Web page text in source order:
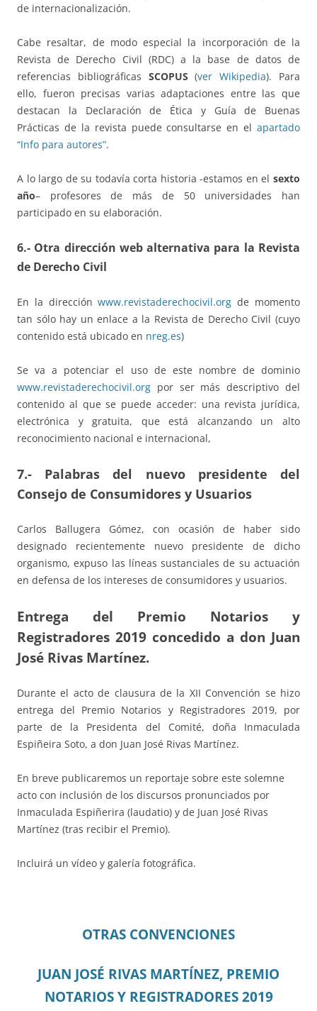
de internacionalización.
Cabe resaltar, de modo especial la incorporación de la
Revista de Derecho Civil (RDC) a la base de datos de
referencias bibliográficas SCOPUS(ver Wikipedia). Para
ello, fueron precisas varias adaptaciones entre las que
destacan la Declaración de Ética y Guía de Buenas
Prácticas de la revista puede consultarse en el apartado
“Info para autores”.
A lo largo de su todavía corta historia -estamos en el sexto
año– profesores de más de 50 universidades han
participado en su elaboración.
6.- Otra dirección web alternativa para la Revista
de Derecho Civil
En la direcciónwww.revistaderechocivil.org de momento
tan sólo hay un enlace a la Revista de Derecho Civil (cuyo
contenido está ubicado en nreg.es)
Se va a potenciar el uso de este nombre de dominio
www.revistaderechocivil.org por ser más descriptivo del
contenido al que se puede acceder: una revista jurídica,
electrónica y gratuita, que está alcanzando un alto
reconocimiento nacional e internacional,
7.- Palabras del nuevo presidente del
Consejo de Consumidores y Usuarios
Carlos Ballugera Gómez, con ocasión de haber sido
designado recientemente nuevo presidente de dicho
organismo, expuso las líneas sustanciales de su actuación
en defensa de los intereses de consumidores y usuarios.
Entrega del Premio Notarios y
Registradores 2019 concedido a don Juan
José Rivas Martínez.
Durante el acto de clausura de la XII Convención se hizo
entrega del Premio Notarios y Registradores 2019, por
parte de la Presidenta del Comité, doña Inmaculada
Espiñeira Soto, a don Juan José Rivas Martínez.
En breve publicaremos un reportaje sobre este solemne
acto con inclusión de los discursos pronunciados por
Inmaculada Espiñerira (laudatio) y de Juan José Rivas
Martínez (tras recibir el Premio).
Incluirá un vídeo y galería fotográfica.
OTRAS CONVENCIONES
JUAN JOSÉ RIVAS MARTÍNEZ, PREMIO
NOTARIOS Y REGISTRADORES 2019